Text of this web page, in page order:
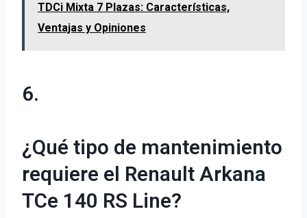
TDCi Mixta 7 Plazas: Características,
Ventajas y Opiniones
6.
¿Qué tipo de mantenimiento
requiere el Renault Arkana
TCe 140 RS Line?